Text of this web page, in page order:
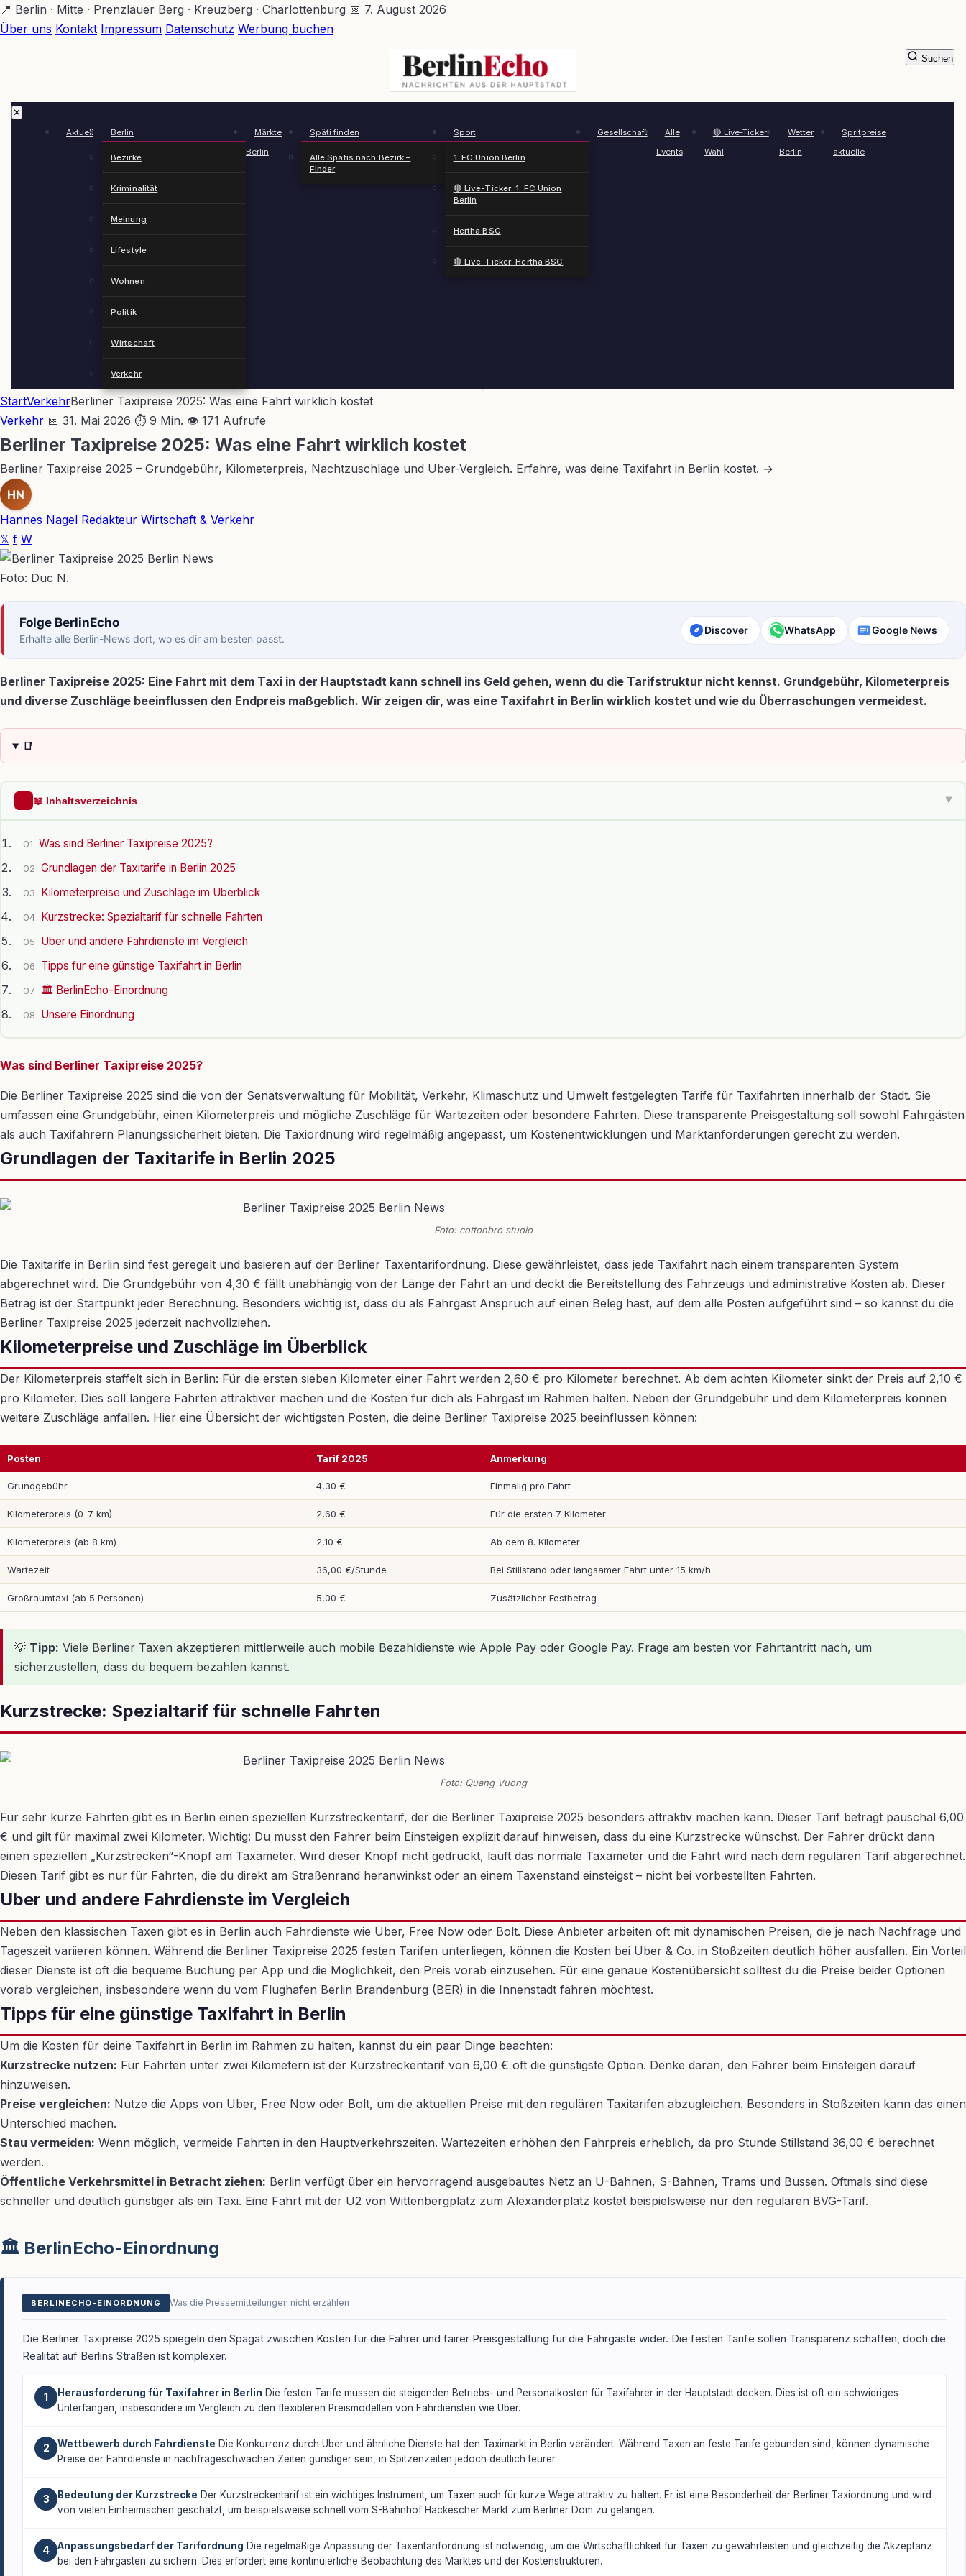
Zum
Hauptinhalt
📍 Berlin · Mitte · Prenzlauer Berg · Kreuzberg · Charlottenburg 📅 7. August 2026
Über uns Kontakt Impressum Datenschutz Werbung buchen
BerlinEcho – Zur Startseite
✕
Aktuell Berlin
Bezirke
Kriminalität
Meinung
Lifestyle
Wohnen
Politik
Wirtschaft
Verkehr
Märkte
Berlin
Späti finden
Alle Spätis nach Bezirk –
Finder
Sport
1. FC Union Berlin
🔴 Live-Ticker: 1. FC Union
Berlin
Hertha BSC
🔴 Live-Ticker: Hertha BSC
Gesellschaft
Alle
Events
🔴 Live-Ticker:
Wahl
Wetter
Berlin
Spritpreise
aktuelle
Suchen
StartVerkehrBerliner Taxipreise 2025: Was eine Fahrt wirklich kostet
Verkehr 📅 31. Mai 2026 ⏱ 9 Min. 👁 171 Aufrufe
Berliner Taxipreise 2025: Was eine Fahrt wirklich kostet
Berliner Taxipreise 2025 – Grundgebühr, Kilometerpreis, Nachtzuschläge und Uber-Vergleich. Erfahre, was deine Taxifahrt in Berlin kostet. →
HN
Hannes Nagel Redakteur Wirtschaft & Verkehr
𝕏 f W
Foto: Duc N.
Folge BerlinEcho
Erhalte alle Berlin-News dort, wo es dir am besten passt.
Discover WhatsApp Google News
Berliner Taxipreise 2025: Eine Fahrt mit dem Taxi in der Hauptstadt kann schnell ins Geld gehen, wenn du die Tarifstruktur nicht kennst. Grundgebühr, Kilometerpreis
und diverse Zuschläge beeinflussen den Endpreis maßgeblich. Wir zeigen dir, was eine Taxifahrt in Berlin wirklich kostet und wie du Überraschungen vermeidest.
📑
📖 Inhaltsverzeichnis ▶
01 Was sind Berliner Taxipreise 2025?
02 Grundlagen der Taxitarife in Berlin 2025
03 Kilometerpreise und Zuschläge im Überblick
04 Kurzstrecke: Spezialtarif für schnelle Fahrten
05 Uber und andere Fahrdienste im Vergleich
06 Tipps für eine günstige Taxifahrt in Berlin
07 🏛️ BerlinEcho-Einordnung
08 Unsere Einordnung
Was sind Berliner Taxipreise 2025?
Die Berliner Taxipreise 2025 sind die von der Senatsverwaltung für Mobilität, Verkehr, Klimaschutz und Umwelt festgelegten Tarife für Taxifahrten innerhalb der Stadt. Sie
umfassen eine Grundgebühr, einen Kilometerpreis und mögliche Zuschläge für Wartezeiten oder besondere Fahrten. Diese transparente Preisgestaltung soll sowohl Fahrgästen
als auch Taxifahrern Planungssicherheit bieten. Die Taxiordnung wird regelmäßig angepasst, um Kostenentwicklungen und Marktanforderungen gerecht zu werden.
Grundlagen der Taxitarife in Berlin 2025
Foto: cottonbro studio
Die Taxitarife in Berlin sind fest geregelt und basieren auf der Berliner Taxentarifordnung. Diese gewährleistet, dass jede Taxifahrt nach einem transparenten System
abgerechnet wird. Die Grundgebühr von 4,30 € fällt unabhängig von der Länge der Fahrt an und deckt die Bereitstellung des Fahrzeugs und administrative Kosten ab. Dieser
Betrag ist der Startpunkt jeder Berechnung. Besonders wichtig ist, dass du als Fahrgast Anspruch auf einen Beleg hast, auf dem alle Posten aufgeführt sind – so kannst du die
Berliner Taxipreise 2025 jederzeit nachvollziehen.
Kilometerpreise und Zuschläge im Überblick
Der Kilometerpreis staffelt sich in Berlin: Für die ersten sieben Kilometer einer Fahrt werden 2,60 € pro Kilometer berechnet. Ab dem achten Kilometer sinkt der Preis auf 2,10 €
pro Kilometer. Dies soll längere Fahrten attraktiver machen und die Kosten für dich als Fahrgast im Rahmen halten. Neben der Grundgebühr und dem Kilometerpreis können
weitere Zuschläge anfallen. Hier eine Übersicht der wichtigsten Posten, die deine Berliner Taxipreise 2025 beeinflussen können:
Posten Tarif 2025 Anmerkung
Grundgebühr 4,30 € Einmalig pro Fahrt
Kilometerpreis (0-7 km) 2,60 € Für die ersten 7 Kilometer
Kilometerpreis (ab 8 km) 2,10 € Ab dem 8. Kilometer
Wartezeit 36,00 €/Stunde Bei Stillstand oder langsamer Fahrt unter 15 km/h
Großraumtaxi (ab 5 Personen) 5,00 € Zusätzlicher Festbetrag
💡 Tipp: Viele Berliner Taxen akzeptieren mittlerweile auch mobile Bezahldienste wie Apple Pay oder Google Pay. Frage am besten vor Fahrtantritt nach, um
sicherzustellen, dass du bequem bezahlen kannst.
Kurzstrecke: Spezialtarif für schnelle Fahrten
Foto: Quang Vuong
Für sehr kurze Fahrten gibt es in Berlin einen speziellen Kurzstreckentarif, der die Berliner Taxipreise 2025 besonders attraktiv machen kann. Dieser Tarif beträgt pauschal 6,00
€ und gilt für maximal zwei Kilometer. Wichtig: Du musst den Fahrer beim Einsteigen explizit darauf hinweisen, dass du eine Kurzstrecke wünschst. Der Fahrer drückt dann
einen speziellen „Kurzstrecken“-Knopf am Taxameter. Wird dieser Knopf nicht gedrückt, läuft das normale Taxameter und die Fahrt wird nach dem regulären Tarif abgerechnet.
Diesen Tarif gibt es nur für Fahrten, die du direkt am Straßenrand heranwinkst oder an einem Taxenstand einsteigst – nicht bei vorbestellten Fahrten.
Uber und andere Fahrdienste im Vergleich
Neben den klassischen Taxen gibt es in Berlin auch Fahrdienste wie Uber, Free Now oder Bolt. Diese Anbieter arbeiten oft mit dynamischen Preisen, die je nach Nachfrage und
Tageszeit variieren können. Während die Berliner Taxipreise 2025 festen Tarifen unterliegen, können die Kosten bei Uber & Co. in Stoßzeiten deutlich höher ausfallen. Ein Vorteil
dieser Dienste ist oft die bequeme Buchung per App und die Möglichkeit, den Preis vorab einzusehen. Für eine genaue Kostenübersicht solltest du die Preise beider Optionen
vorab vergleichen, insbesondere wenn du vom Flughafen Berlin Brandenburg (BER) in die Innenstadt fahren möchtest.
Tipps für eine günstige Taxifahrt in Berlin
Um die Kosten für deine Taxifahrt in Berlin im Rahmen zu halten, kannst du ein paar Dinge beachten:
Kurzstrecke nutzen: Für Fahrten unter zwei Kilometern ist der Kurzstreckentarif von 6,00 € oft die günstigste Option. Denke daran, den Fahrer beim Einsteigen darauf
hinzuweisen.
Preise vergleichen: Nutze die Apps von Uber, Free Now oder Bolt, um die aktuellen Preise mit den regulären Taxitarifen abzugleichen. Besonders in Stoßzeiten kann das einen
Unterschied machen.
Stau vermeiden: Wenn möglich, vermeide Fahrten in den Hauptverkehrszeiten. Wartezeiten erhöhen den Fahrpreis erheblich, da pro Stunde Stillstand 36,00 € berechnet
werden.
Öffentliche Verkehrsmittel in Betracht ziehen: Berlin verfügt über ein hervorragend ausgebautes Netz an U-Bahnen, S-Bahnen, Trams und Bussen. Oftmals sind diese
schneller und deutlich günstiger als ein Taxi. Eine Fahrt mit der U2 von Wittenbergplatz zum Alexanderplatz kostet beispielsweise nur den regulären BVG-Tarif.
🏛️ BerlinEcho-Einordnung
BERLINECHO-EINORDNUNG Was die Pressemitteilungen nicht erzählen
Die Berliner Taxipreise 2025 spiegeln den Spagat zwischen Kosten für die Fahrer und fairer Preisgestaltung für die Fahrgäste wider. Die festen Tarife sollen Transparenz schaffen, doch die
Realität auf Berlins Straßen ist komplexer.
1 Herausforderung für Taxifahrer in Berlin Die festen Tarife müssen die steigenden Betriebs- und Personalkosten für Taxifahrer in der Hauptstadt decken. Dies ist oft ein schwieriges
Unterfangen, insbesondere im Vergleich zu den flexibleren Preismodellen von Fahrdiensten wie Uber.
2 Wettbewerb durch Fahrdienste Die Konkurrenz durch Uber und ähnliche Dienste hat den Taximarkt in Berlin verändert. Während Taxen an feste Tarife gebunden sind, können dynamische
Preise der Fahrdienste in nachfrageschwachen Zeiten günstiger sein, in Spitzenzeiten jedoch deutlich teurer.
3 Bedeutung der Kurzstrecke Der Kurzstreckentarif ist ein wichtiges Instrument, um Taxen auch für kurze Wege attraktiv zu halten. Er ist eine Besonderheit der Berliner Taxiordnung und wird
von vielen Einheimischen geschätzt, um beispielsweise schnell vom S-Bahnhof Hackescher Markt zum Berliner Dom zu gelangen.
4 Anpassungsbedarf der Tarifordnung Die regelmäßige Anpassung der Taxentarifordnung ist notwendig, um die Wirtschaftlichkeit für Taxen zu gewährleisten und gleichzeitig die Akzeptanz
bei den Fahrgästen zu sichern. Dies erfordert eine kontinuierliche Beobachtung des Marktes und der Kostenstrukturen.